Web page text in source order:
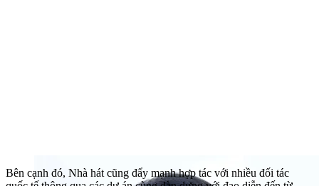
Bên cạnh đó, Nhà hát cũng đẩy mạnh hợp tác với nhiều đối tác